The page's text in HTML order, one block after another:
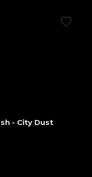
- City Dust